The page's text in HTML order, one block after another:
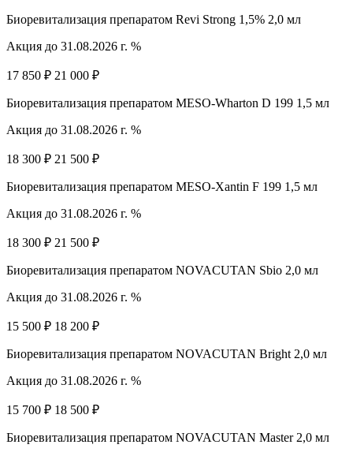
Биоревитализация препаратом Revi Strong 1,5% 2,0 мл
Акция до 31.08.2026 г. %
17 850 ₽ 21 000 ₽
Биоревитализация препаратом MESO-Wharton D 199 1,5 мл
Акция до 31.08.2026 г. %
18 300 ₽ 21 500 ₽
Биоревитализация препаратом MESO-Xantin F 199 1,5 мл
Акция до 31.08.2026 г. %
18 300 ₽ 21 500 ₽
Биоревитализация препаратом NOVACUTAN Sbio 2,0 мл
Акция до 31.08.2026 г. %
15 500 ₽ 18 200 ₽
Биоревитализация препаратом NOVACUTAN Bright 2,0 мл
Акция до 31.08.2026 г. %
15 700 ₽ 18 500 ₽
Биоревитализация препаратом NOVACUTAN Master 2,0 мл